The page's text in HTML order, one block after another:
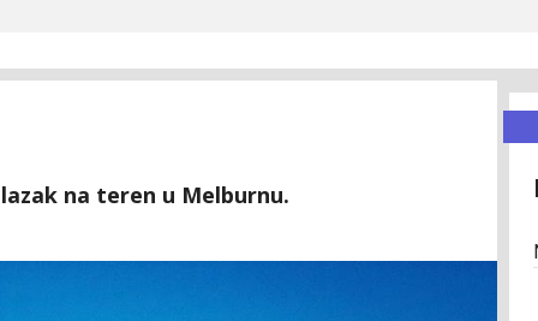
na teren u Melburnu.